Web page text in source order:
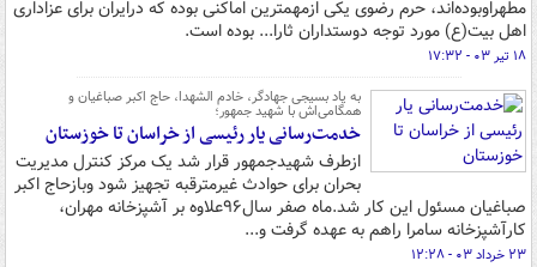
مطهراوبوده‌اند، حرم رضوی یکی ازمهمترین اماکنی بوده که درایران برای عزاداری
اهل بیت(ع) مورد توجه دوستداران ثارا... بوده است.
۱۸ تیر ۰۳ - ۱۷:۳۲
به یاد بسیجی جهادگر، خادم الشهدا، حاج اکبر صباغیان و
همگامی‌اش با شهید جمهور؛
خدمت‌رسانی یار رئیسی از خراسان تا خوزستان
ازطرف شهیدجمهور قرار شد یک مرکز کنترل مدیریت
بحران برای حوادث غیرمترقبه‌ تجهیز شود وبازحاج اکبر
صباغیان مسئول این کار شد.ماه صفر سال۹۶علاوه بر آشپزخانه مهران،
کارآشپزخانه سامرا راهم به عهده گرفت و...
۲۳ خرداد ۰۳ - ۱۲:۲۸